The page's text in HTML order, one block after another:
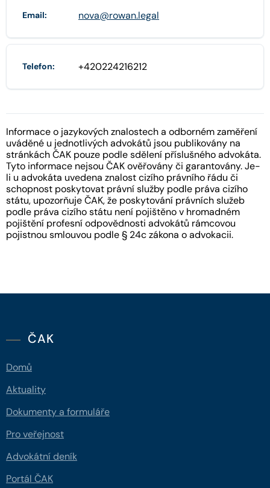
Email: nova@rowan.legal
Telefon: +420224216212
Informace o jazykových znalostech a odborném zaměření
uváděné u jednotlivých advokátů jsou publikovány na
stránkách ČAK pouze podle sdělení příslušného advokáta.
Tyto informace nejsou ČAK ověřovány či garantovány. Je-
li u advokáta uvedena znalost cizího právního řádu či
schopnost poskytovat právní služby podle práva cizího
státu, upozorňuje ČAK, že poskytování právních služeb
podle práva cizího státu není pojištěno v hromadném
pojištění profesní odpovědnosti advokátů rámcovou
pojistnou smlouvou podle § 24c zákona o advokacii.
ČAK
Domů
Aktuality
Dokumenty a formuláře
Pro veřejnost
Advokátní deník
Portál ČAK